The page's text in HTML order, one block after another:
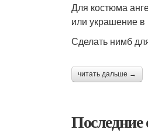
Для костюма
или украшение
Сделать нимб
читать дальше →
Последние